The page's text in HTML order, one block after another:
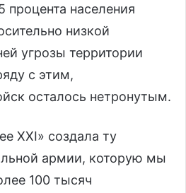
процента населения
низкой
угрозы территории
с этим,
осталось нетронутым.
XXI» создала ту
армии, которую мы
100 тысяч